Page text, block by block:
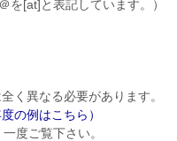
[at]と表記しています。）
く異なる必要があります。
度の例はこちら）
度ご覧下さい。